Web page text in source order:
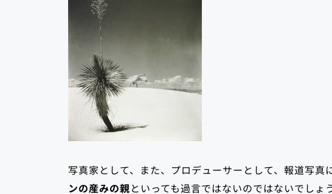
写真家として、また、プロデューサーとして、報道写真
ンの産みの親といっても過言ではないのではないでしょ